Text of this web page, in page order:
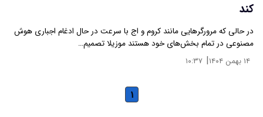
کند
در حالی که مرورگرهایی مانند کروم و اج با سرعت در حال ادغام اجباری هوش
مصنوعی در تمام بخش‌های خود هستند موزیلا تصمیم…
۱۴ بهمن ۱۴۰۴ | ۱۰:۳۷
۱